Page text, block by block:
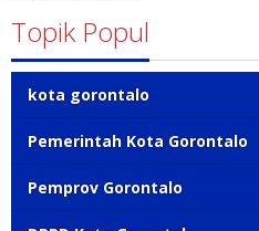
Topik Popul
kota gorontalo
Pemerintah Kota Gorontalo
Pemprov Gorontalo